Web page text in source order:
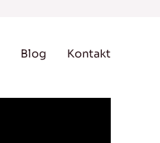
Blog Kontakt